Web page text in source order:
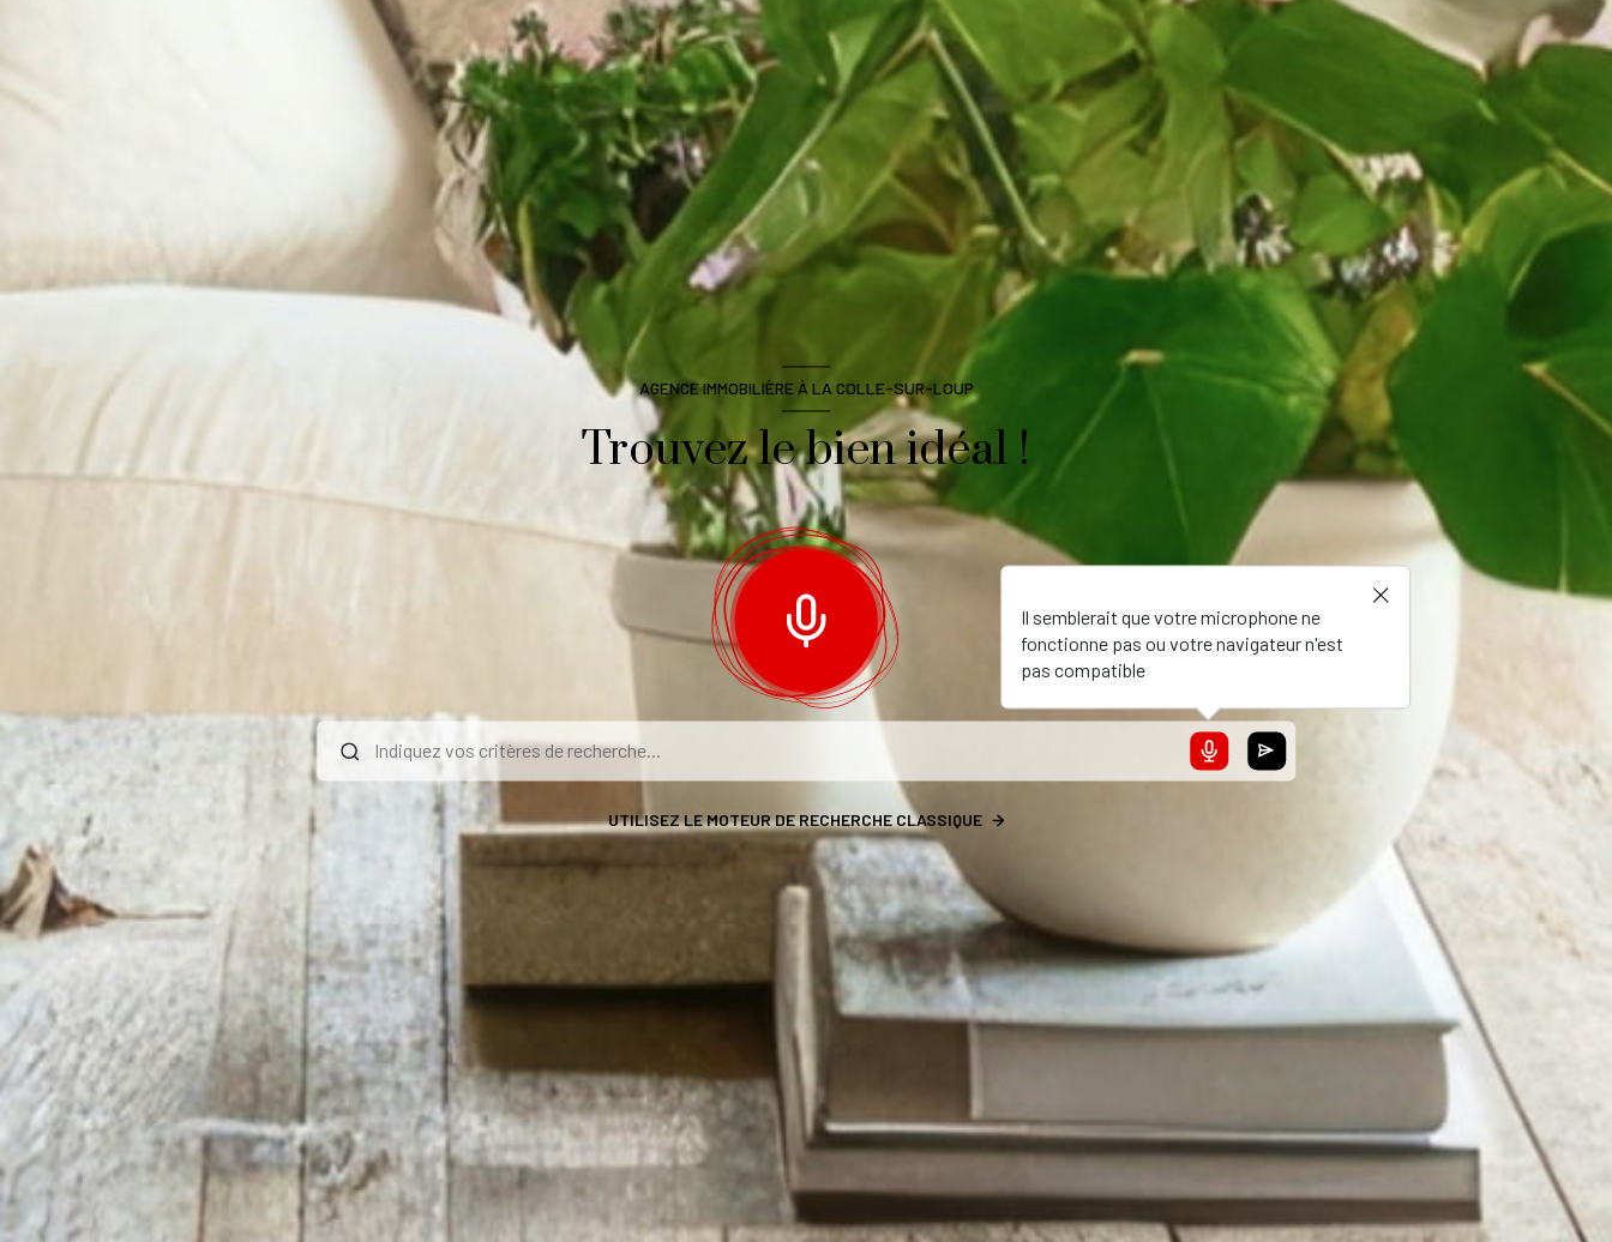
AGENCE IMMOBILIÈRE À LA COLLE-SUR-LOUP
Trouvez le bien idéal !
Il semblerait que votre microphone ne
fonctionne pas ou votre navigateur n'est
pas compatible
UTILISEZ LE MOTEUR DE RECHERCHE CLASSIQUE